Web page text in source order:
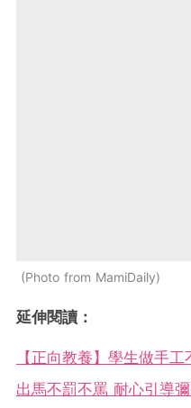
Photo from MamiDaily
延伸閱讀：
【正向教養】學生做手
出馬不罰不罵 耐心引導